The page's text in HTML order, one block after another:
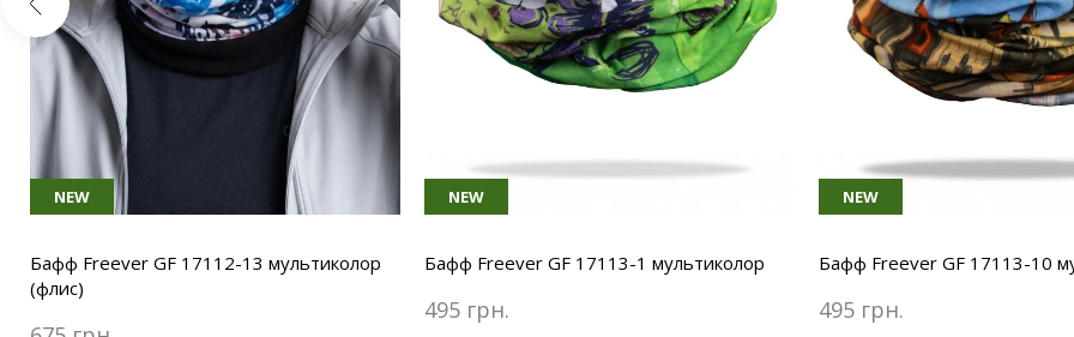
NEW
Бафф Freever GF 17112-13 мультиколор
(флис)
NEW
Бафф Freever GF 17113-1 мультиколор
495 грн.
NEW
Бафф Freever GF 17113-10
495 грн.